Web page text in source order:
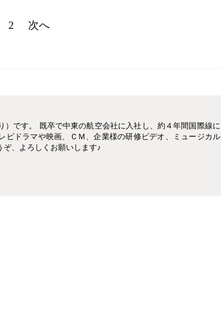
2 次へ
）です。 既卒で中東の航空会社に入社し、約４年間国際線に
ビドラマや映画、ＣＭ、企業様の研修ビデオ、ミュージカル
、よろしくお願いします♪